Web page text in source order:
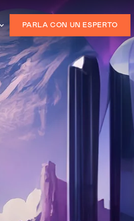
PARLA CON UN ESPERTO